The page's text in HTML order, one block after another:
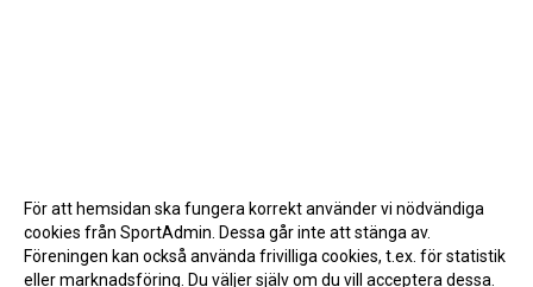
För att hemsidan ska fungera korrekt använder vi nödvändiga
cookies från SportAdmin. Dessa går inte att stänga av.
Föreningen kan också använda frivilliga cookies, t.ex. för statistik
eller marknadsföring. Du väljer själv om du vill acceptera dessa.